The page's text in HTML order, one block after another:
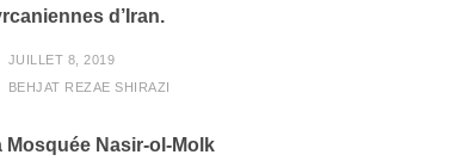
d’Iran.
JUILLET 8, 2019
BEHJAT REZAE SHIRAZI
Mosquée Nasir-ol-Molk